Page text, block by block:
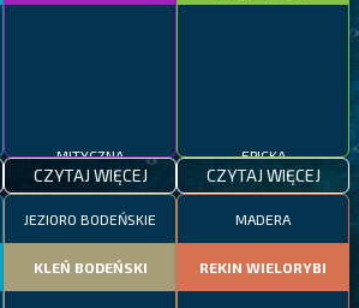
CZYTAJ WIĘCEJ CZYTAJ WIĘCEJ
JEZIORO BODEŃSKIE
KLEŃ BODEŃSKI
MADERA
REKIN WIELORYBI